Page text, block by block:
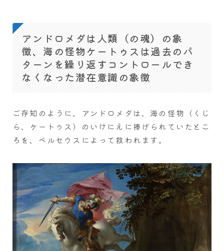
アンドロメダは人類（の魂）の象
徴、海の怪物ケートゥスは過去のパ
ターンを繰り返すコントロールでき
なくなった潜在意識の象徴
ご存知のように、アンドロメダは、海の怪物（くじ
ら、ケートゥス）のいけにえに捧げられていたとこ
ろを、ペルセウスによって救われます。